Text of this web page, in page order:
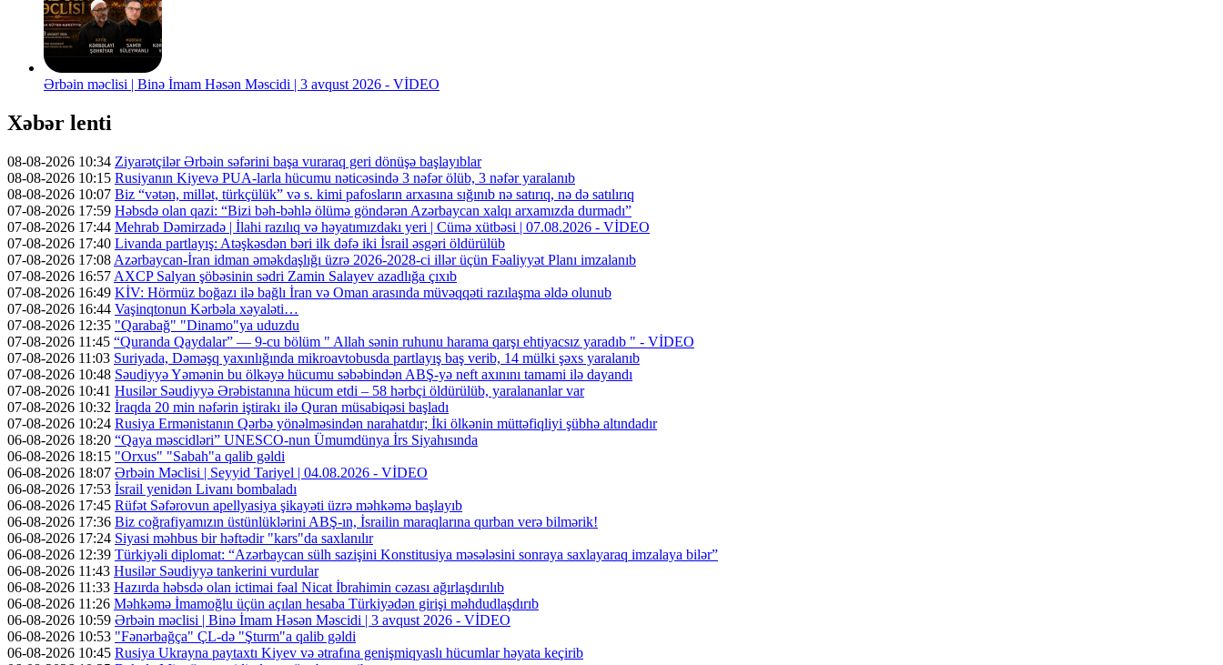
Ərbəin məclisi | Binə İmam Həsən Məscidi | 3 avqust 2026 - VİDEO
Xəbər lenti
08-08-2026 10:34 Ziyarətçilər Ərbəin səfərini başa vuraraq geri dönüşə başlayıblar
08-08-2026 10:15 Rusiyanın Kiyevə PUA-larla hücumu nəticəsində 3 nəfər ölüb, 3 nəfər yaralanıb
08-08-2026 10:07 Biz “vətən, millət, türkçülük” və s. kimi pafosların arxasına sığınıb nə satırıq, nə də satılırıq
07-08-2026 17:59 Həbsdə olan qazi: “Bizi bəh-bəhlə ölümə göndərən Azərbaycan xalqı arxamızda durmadı”
07-08-2026 17:44 Mehrab Dəmirzadə | İlahi razılıq və həyatımızdakı yeri | Cümə xütbəsi | 07.08.2026 - VİDEO
07-08-2026 17:40 Livanda partlayış: Atəşkəsdən bəri ilk dəfə iki İsrail əsgəri öldürülüb
07-08-2026 17:08 Azərbaycan-İran idman əməkdaşlığı üzrə 2026-2028-ci illər üçün Fəaliyyət Planı imzalanıb
07-08-2026 16:57 AXCP Salyan şöbəsinin sədri Zamin Salayev azadlığa çıxıb
07-08-2026 16:49 KİV: Hörmüz boğazı ilə bağlı İran və Oman arasında müvəqqəti razılaşma əldə olunub
07-08-2026 16:44 Vaşinqtonun Kərbəla xəyaləti…
07-08-2026 12:35 "Qarabağ" "Dinamo"ya uduzdu
07-08-2026 11:45 “Quranda Qaydalar” — 9-cu bölüm " Allah sənin ruhunu harama qarşı ehtiyacsız yaradıb " - VİDEO
07-08-2026 11:03 Suriyada, Dəməşq yaxınlığında mikroavtobusda partlayış baş verib, 14 mülki şəxs yaralanıb
07-08-2026 10:48 Səudiyyə Yəmənin bu ölkəyə hücumu səbəbindən ABŞ-yə neft axınını tamami ilə dayandı
07-08-2026 10:41 Husilər Səudiyyə Ərəbistanına hücum etdi – 58 hərbçi öldürülüb, yaralananlar var
07-08-2026 10:32 İraqda 20 min nəfərin iştirakı ilə Quran müsabiqəsi başladı
07-08-2026 10:24 Rusiya Ermənistanın Qərbə yönəlməsindən narahatdır; İki ölkənin müttəfiqliyi şübhə altındadır
06-08-2026 18:20 “Qaya məscidləri” UNESCO-nun Ümumdünya İrs Siyahısında
06-08-2026 18:15 "Orxus" "Sabah"a qalib gəldi
06-08-2026 18:07 Ərbəin Məclisi | Seyyid Tariyel | 04.08.2026 - VİDEO
06-08-2026 17:53 İsrail yenidən Livanı bombaladı
06-08-2026 17:45 Rüfət Səfərovun apellyasiya şikayəti üzrə məhkəmə başlayıb
06-08-2026 17:36 Biz coğrafiyamızın üstünlüklərini ABŞ-ın, İsrailin maraqlarına qurban verə bilmərik!
06-08-2026 17:24 Siyasi məhbus bir həftədir "kars"da saxlanılır
06-08-2026 12:39 Türkiyəli diplomat: “Azərbaycan sülh sazişini Konstitusiya məsələsini sonraya saxlayaraq imzalaya bilər”
06-08-2026 11:43 Husilər Səudiyyə tankerini vurdular
06-08-2026 11:33 Hazırda həbsdə olan ictimai fəal Nicat İbrahimin cəzası ağırlaşdırılıb
06-08-2026 11:26 Məhkəmə İmamoğlu üçün açılan hesaba Türkiyədən girişi məhdudlaşdırıb
06-08-2026 10:59 Ərbəin məclisi | Binə İmam Həsən Məscidi | 3 avqust 2026 - VİDEO
06-08-2026 10:53 "Fənərbağça" ÇL-də "Şturm"a qalib gəldi
06-08-2026 10:45 Rusiya Ukrayna paytaxtı Kiyev və ətrafına genişmiqyaslı hücumlar həyata keçirib